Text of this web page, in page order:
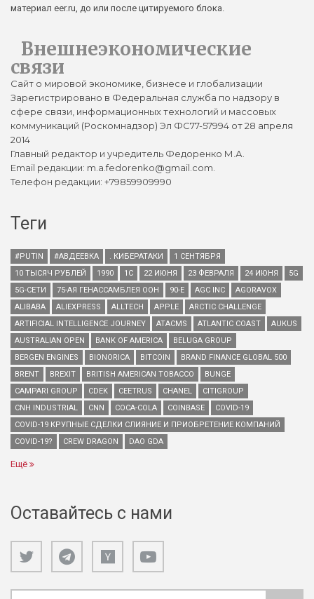
материал eer.ru, до или после цитируемого блока.
Внешнеэкономические
связи
Сайт о мировой экономике, бизнесе и глобализации
Зарегистрировано в Федеральная служба по надзору в
сфере связи, информационных технологий и массовых
коммуникаций (Роскомнадзор) Эл ФС77-57994 от 28 апреля
2014
Главный редактор и учредитель Федоренко М.А.
Email редакции: m.a.fedorenko@gmail.com.
Телефон редакции: +79859909990
Теги
#PUTIN #АВДЕЕВКА . КИБЕРАТАКИ
1 СЕНТЯБРЯ
10 ТЫСЯЧ РУБЛЕЙ
1990 1С 22 ИЮНЯ 23 ФЕВРАЛЯ 24 ИЮНЯ
5G
5G-СЕТИ
75-АЯ ГЕНАССАМБЛЕЯ ООН 90-Е AGC INC
AGORAVOX
ALIBABA
ALIEXPRESS ALLTECH APPLE
ARCTIC CHALLENGE
ARTIFICIAL INTELLIGENCE JOURNEY
ATACMS ATLANTIC COAST
AUKUS
AUSTRALIAN OPEN
BANK OF AMERICA
BELUGA GROUP
BERGEN ENGINES
BIONORICA BITCOIN
BRAND FINANCE GLOBAL 500
BRENT
BREXIT BRITISH AMERICAN TOBACCO
BUNGE
CAMPARI GROUP
CDEK CEETRUS CHANEL
CITIGROUP
CNH INDUSTRIAL
CNN COCA-COLA COINBASE
COVID-19
COVID-19 КРУПНЫЕ СДЕЛКИ СЛИЯНИЕ И ПРИОБРЕТЕНИЕ КОМПАНИЙ
COVID-19?
CREW DRAGON DAO GDA
Ещё
Оставайтесь с нами